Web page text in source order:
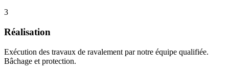
3
Réalisation
Exécution des travaux de ravalement par notre équipe qualifiée.
Bâchage et protection.